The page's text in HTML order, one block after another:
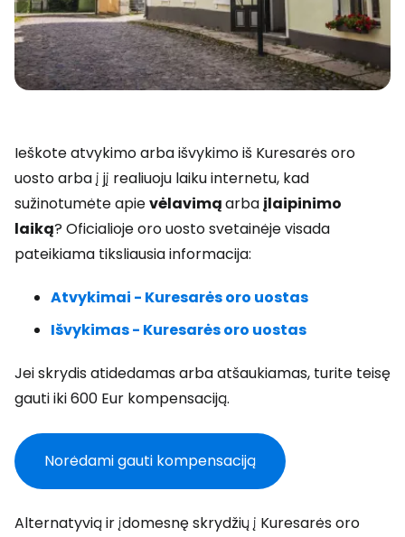
Ieškote atvykimo arba išvykimo iš Kuresarės oro
uosto arba į jį realiuoju laiku internetu, kad
sužinotumėte apievėlavimąarbaįlaipinimo
laiką? Oficialioje oro uosto svetainėje visada
pateikiama tiksliausia informacija:
Atvykimai - Kuresarės oro uostas
Išvykimas - Kuresarės oro uostas
Jei skrydis atidedamas arba atšaukiamas, turite teisę
gauti iki 600 Eur kompensaciją.
Norėdami gauti kompensaciją
Alternatyvią ir įdomesnę skrydžių į Kuresarės oro